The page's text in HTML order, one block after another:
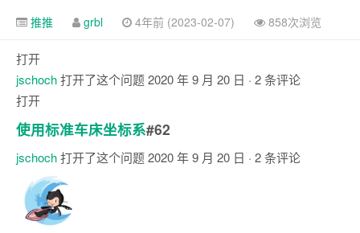
推推 grbl 4年前 (2023-02-07) 858次浏览
打开
jschoch打开了这个问题2020 年 9 月 20 日 · 2 条评论
打开
使用标准车床坐标系#62
jschoch打开了这个问题2020 年 9 月 20 日 · 2 条评论
评
论